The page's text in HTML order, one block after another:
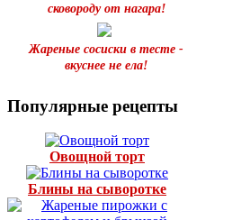
сковороду от нагара!
Жареные сосиски в тесте -
вкуснее не ела!
Популярные рецепты
Овощной торт
Блины на сыворотке